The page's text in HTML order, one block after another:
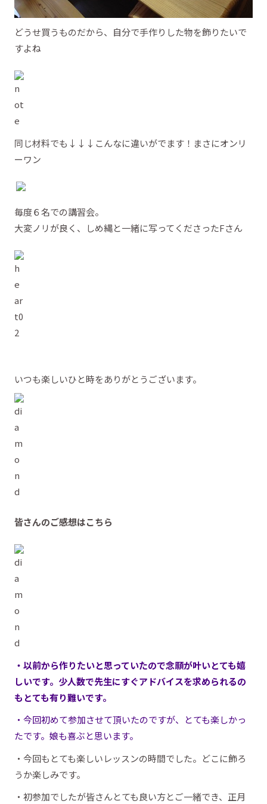
どうせ買うものだから、自分で手作りした物を飾りたいで
すよね
同じ材料でも↓↓↓こんなに違いがでます！まさにオンリ
ーワン
毎度６名での講習会。
大変ノリが良く、しめ縄と一緒に写ってくださったFさん
いつも楽しいひと時をありがとうございます。
皆さんのご感想はこちら
・以前から作りたいと思っていたので念願が叶いとても嬉
しいです。少人数で先生にすぐアドバイスを求められるの
もとても有り難いです。
・今回初めて参加させて頂いたのですが、とても楽しかっ
たです。娘も喜ぶと思います。
・今回もとても楽しいレッスンの時間でした。どこに飾ろ
うか楽しみです。
・初参加でしたが皆さんとても良い方とご一緒でき、正月